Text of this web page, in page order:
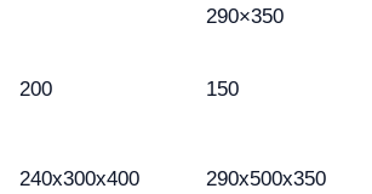
290×350
200 150
240x300x400 290x500x350